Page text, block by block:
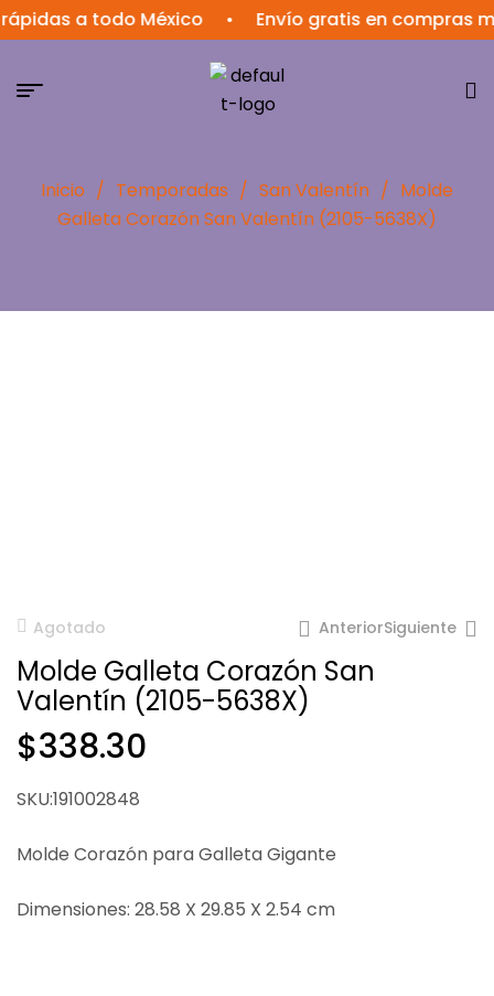
a todo México • Envío gratis en compras
Inicio / Temporadas / San Valentín / Molde
Galleta Corazón San Valentín (2105-5638X)
Agotado AnteriorSiguiente
Molde Galleta Corazón San
Valentín (2105-5638X)
$338.30
SKU:191002848
Molde Corazón para Galleta Gigante
Dimensiones: 28.58 X 29.85 X 2.54 cm